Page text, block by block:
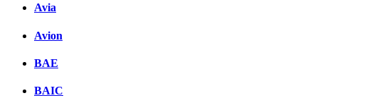
Avia
Avion
BAE
BAIC